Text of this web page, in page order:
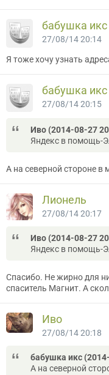
бабушка икс
27/08/14 20:14
Я тоже хочу узнать
бабушка икс
27/08/14 20:15
Иво (2014-08-27
Яндекс в помощь-
А на северной стороне в
Лионель
27/08/14 20:17
Иво (2014-08-27
Яндекс в помощь-
Спасибо. Не жирно для
спаситель Магнит. А
Иво
27/08/14 20:18
бабушка икс
А на северной